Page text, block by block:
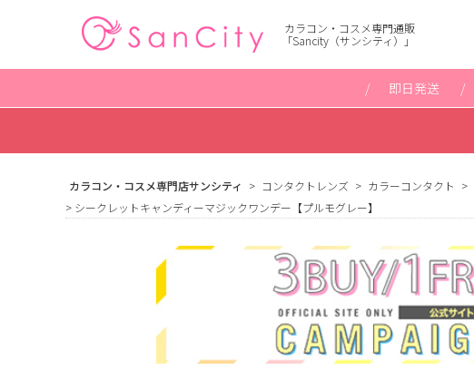
カラコン・コスメ専門通販
「Sancity（サンシティ）」
即日発送
カラコン・コスメ専門店サンシティ コンタクトレンズ カラーコンタクト
シークレットキャンディーマジックワンデー【プルモグレー】